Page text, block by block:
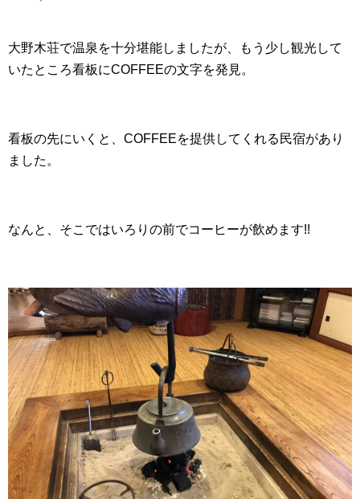
大野木荘で温泉を十分堪能しましたが、もう少し観光して
いたところ看板にCOFFEEの文字を発見。
看板の先にいくと、COFFEEを提供してくれる民宿があり
ました。
なんと、そこではいろりの前でコーヒーが飲めます!!